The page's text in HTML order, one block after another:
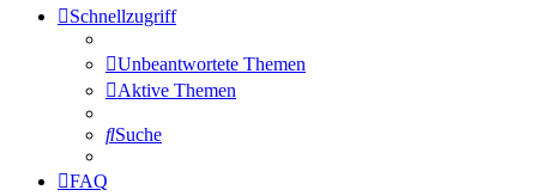
Schnellzugriff
Unbeantwortete Themen
Aktive Themen
Suche
FAQ